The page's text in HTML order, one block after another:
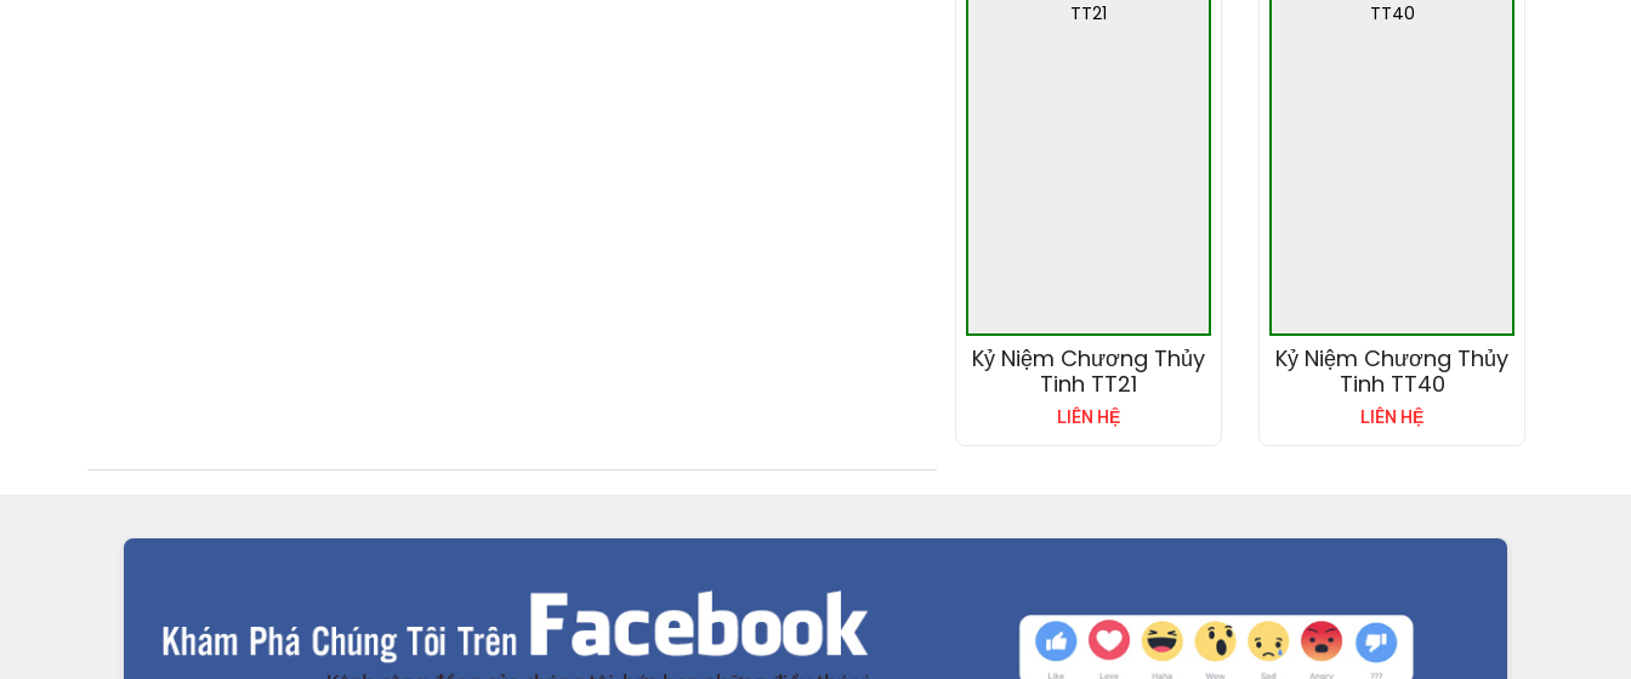
Kỷ Niệm Chương Thủy
Tinh TT21
LIÊN HỆ
Kỷ Niệm Chương Thủy
Tinh TT40
LIÊN HỆ